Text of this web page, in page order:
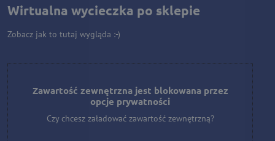
Wirtualna wycieczka po sklepie
Zobacz jak to tutaj wygląda :-)
Zawartość zewnętrzna jest blokowana przez
opcje prywatności
Czy chcesz załadować zawartość zewnętrzną?